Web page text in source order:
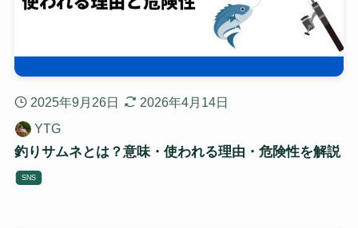
2025年9月26日
2026年4月14日
YTG
釣りサムネとは？意味・使われる理由・危険性を解説
SNS